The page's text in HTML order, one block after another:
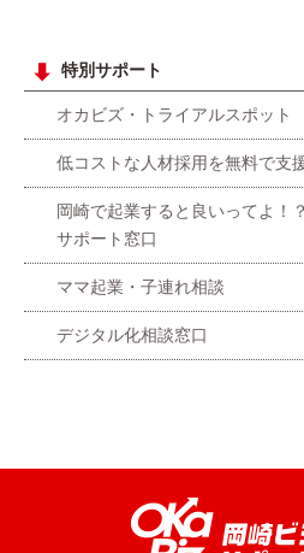
特別サポート
オカビズ・トライアルスポット
低コストな人材採用を無料で支
岡崎で起業すると良いってよ！
サポート窓口
ママ起業・子連れ相談
デジタル化相談窓口